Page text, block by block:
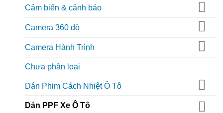
Cảm biến & cảnh báo
Camera 360 độ
Camera Hành Trình
Chưa phân loại
Dán Phim Cách Nhiệt Ô Tô
Dán PPF Xe Ô Tô